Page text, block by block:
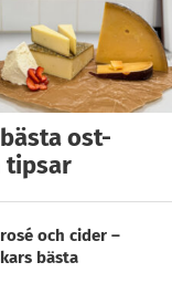
ost-
tipsar
och cider –
bästa